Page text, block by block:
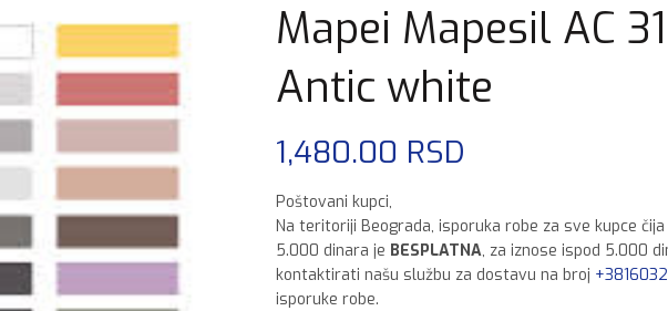
Mapei Mapesil AC
Antic white
1,480.00 RSD
Poštovani kupci,
Na teritoriji Beograda, isporuka robe za sve kupce
5.000 dinara je BESPLATNA, za iznose ispod 5.000
kontaktirati našu službu za dostavu na broj
isporuke robe.